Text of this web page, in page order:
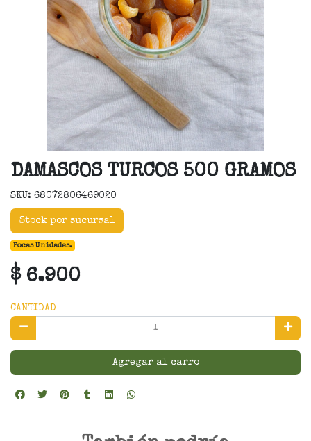
DAMASCOS TURCOS 500 GRAMOS
SKU: 68072806469020
Stock por sucursal
Pocas Unidades.
$ 6.900
CANTIDAD
Agregar al carro